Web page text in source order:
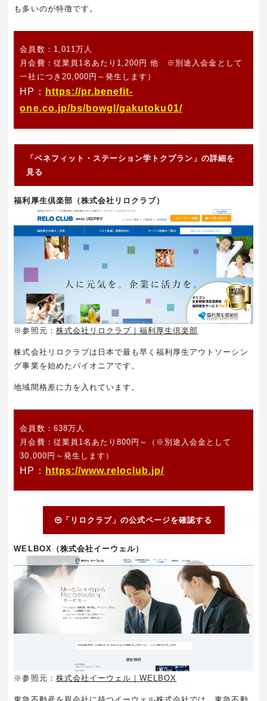
も多いのが特徴です。
会員数：1,011万人
月会費：従業員1名あたり1,200円 他
※別途入会金として
一社につき20,000円～発生します）
HP：
https://pr.benefit-
one.co.jp/bs/bowgl/gakutoku01/
「ベネフィット・ステーション学トクプラン」の詳細を
見る
福利厚生倶楽部（株式会社リロクラブ）
※参照元： 株式会社リロクラブ｜福利厚生倶楽部
株式会社リロクラブは日本で最も早く福利厚生アウトソーシン
グ事業を始めたパイオニアです。
地域間格差に力を入れています。
会員数：638万人
月会費：従業員1名あたり800円～
（※別途入会金として
30,000円～発生します）
HP： https://www.reloclub.jp/
「リロクラブ」の公式ページを確認する
WELBOX（株式会社イーウェル）
※参照元： 株式会社イーウェル｜WELBOX